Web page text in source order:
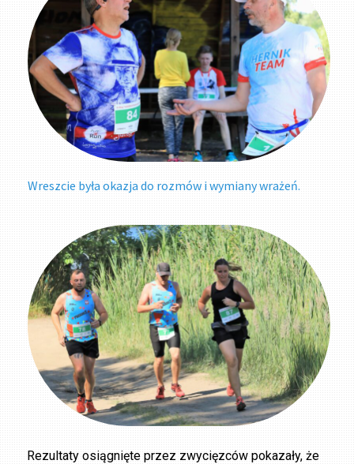
Wreszcie była okazja do rozmów i wymiany wrażeń.
Rezultaty osiągnięte przez zwycięzców pokazały, że